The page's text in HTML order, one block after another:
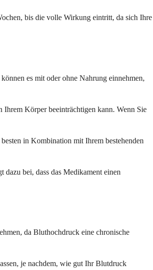
bis die volle Wirkung eintritt, da sich Ihre
es mit oder ohne Nahrung einnehmen,
Ihrem Körper beeinträchtigen kann. Wenn Sie
in Kombination mit Ihrem bestehenden
dazu bei, dass das Medikament einen
da Bluthochdruck eine chronische
je nachdem, wie gut Ihr Blutdruck